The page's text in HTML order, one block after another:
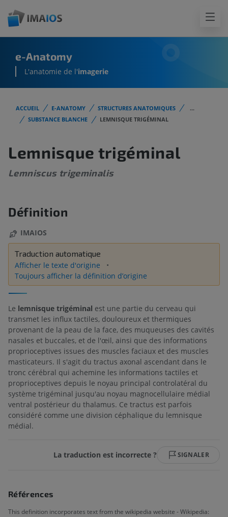
e-Anatomy
L'anatomie de l'imagerie
ACCUEIL E-ANATOMY STRUCTURES ANATOMIQUES
...
SUBSTANCE BLANCHE
LEMNISQUE TRIGÉMINAL
Lemnisque trigéminal
Lemniscus trigeminalis
Définition
IMAIOS
Traduction automatique
Afficher le texte d'origine
Toujours afficher la définition d’origine
Le lemnisque trigéminal est une partie du cerveau qui
transmet les influx tactiles, douloureux et thermiques
provenant de la peau de la face, des muqueuses des cavités
nasales et buccales, et de l'œil, ainsi que des informations
proprioceptives issues des muscles faciaux et des muscles
masticateurs. Il s'agit du tractus axonal ascendant dans le
tronc cérébral qui achemine les informations tactiles et
proprioceptives depuis le noyau principal controlatéral du
système trigéminal jusqu'au noyau magnocellulaire médial
ventral postérieur du thalamus. Ce tractus est parfois
considéré comme une division céphalique du lemnisque
médial.
La traduction est incorrecte ? SIGNALER
Références
This definition incorporates text from the wikipedia website - Wikipedia: